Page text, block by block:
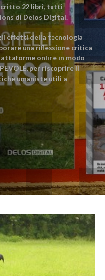
22 libri, tutti
di Delos Digital.
effetti della tecnologia
una riflessione critica
online in modo
per riscoprire il
umaniste utili a